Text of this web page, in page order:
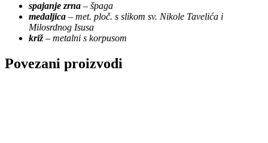
spajanje zrna – špaga
medaljica – met. ploč. s slikom sv. Nikole Tavelića i
Milosrdnog Isusa
križ– metalni s korpusom
Povezani proizvodi